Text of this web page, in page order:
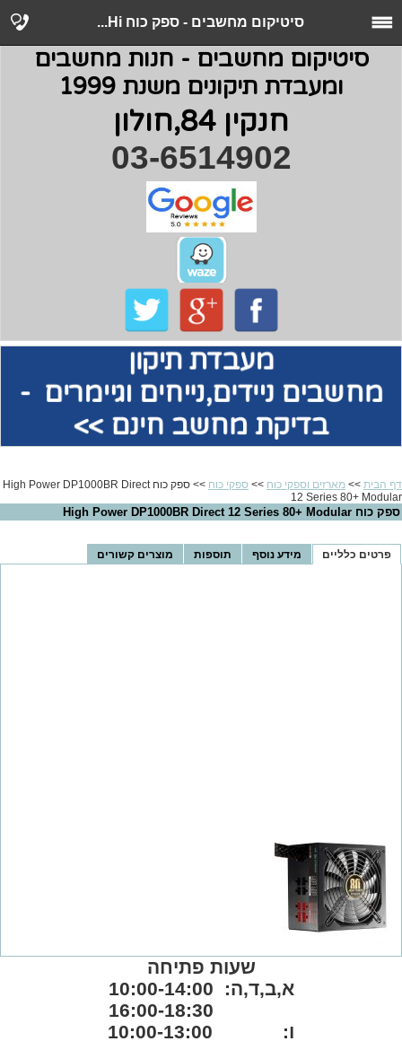
סיטיקום מחשבים - ספק כוח Hi...
סיטיקום מחשבים - חנות מחשבים
ומעבדת תיקונים משנת 1999
חנקין 84,חולון
03-6514902
מעבדת תיקון
מחשביםניידים,נייחים וגיימרים -
בדיקת מחשב חינם >>
דף הבית >> מארזים וספקי כוח >> ספקי כוח
>> ספק כוח High Power DP1000BR Direct
12 Series 80+ Modular
ספק כוח High Power DP1000BR Direct 12 Series 80+ Modular
פרטים כלליים מידע נוסף תוספות מוצרים קשורים
שעות פתיחה
א,ב,ד,ה: 10:00-14:00
ו: 10:00-13:00